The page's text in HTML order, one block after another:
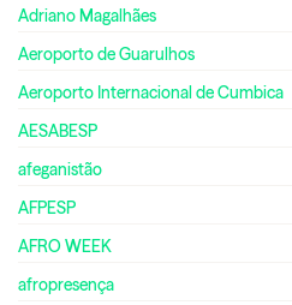
Adriano Magalhães
Aeroporto de Guarulhos
Aeroporto Internacional de Cumbica
AESABESP
afeganistão
AFPESP
AFRO WEEK
afropresença